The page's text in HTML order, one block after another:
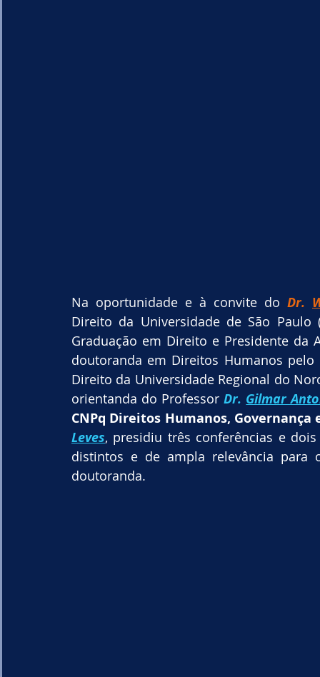
Na oportunidade e à convite do Dr.
Direito da Universidade de São Paulo
Graduação em Direito e Presidente da
doutoranda em Direitos Humanos
Direito da Universidade Regional do
orientanda do Professor Dr. Gilmar
CNPq Direitos Humanos, Governança
Leves, presidiu três conferências e
distintos e de ampla relevância
doutoranda.